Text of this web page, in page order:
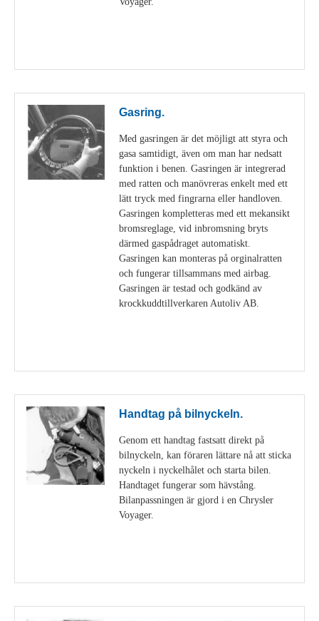
Gasring.
Med gasringen är det möjligt att styra och
gasa samtidigt, även om man har nedsatt
funktion i benen. Gasringen är integrerad
med ratten och manövreras enkelt med ett
lätt tryck med fingrarna eller handloven.
Gasringen kompletteras med ett mekansikt
bromsreglage, vid inbromsning bryts
därmed gaspådraget automatiskt.
Gasringen kan monteras på orginalratten
och fungerar tillsammans med airbag.
Gasringen är testad och godkänd av
krockkuddtillverkaren Autoliv AB.
Handtag på bilnyckeln.
Genom ett handtag fastsatt direkt på
bilnyckeln, kan föraren lättare nå att sticka
nyckeln i nyckelhålet och starta bilen.
Handtaget fungerar som hävstång.
Bilanpassningen är gjord i en Chrysler
Voyager.